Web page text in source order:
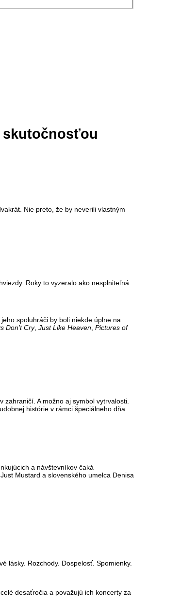
skutočnosťou
Nie preto, že by neverili vlastným
Roky to vyzeralo ako nesplniteľná
spoluhráči by boli niekde úplne na
Don’t Cry, Just Like Heaven Pictures of
A možno aj symbol vytrvalosti.
histórie v rámci špeciálneho dňa
a návštevníkov čaká
Mustard a slovenského umelca Denisa
lásky. Rozchody. Dospelosť. Spomienky.
desaťročia a považujú ich koncerty za